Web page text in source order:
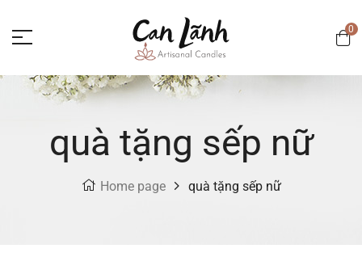
0
quà tặng sếp nữ
Home page quà tặng sếp nữ